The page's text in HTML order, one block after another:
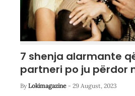
7 shenja alarmante
partneri po ju përdor
By Lokimagazine - 29 August, 2023